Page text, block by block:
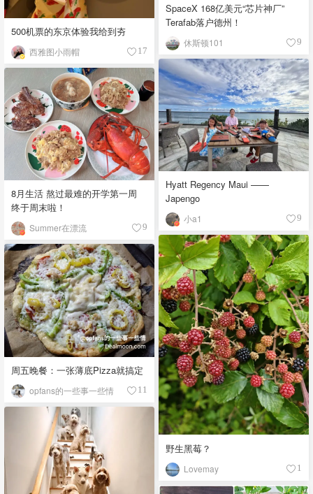
500机票的东京体验我给到夯
西雅图小雨帽 17
SpaceX 168亿美元“芯片神厂”
Terafab落户德州！
休斯顿101 9
Hyatt Regency Maui ——
Japengo
小a1 9
8月生活 熬过最难的开学第一周
终于周末啦！
Summer在漂流 9
野生黑莓？
Lovemay 1
周五晚餐：一张薄底Pizza就搞定
opfans的一些事一些情 11